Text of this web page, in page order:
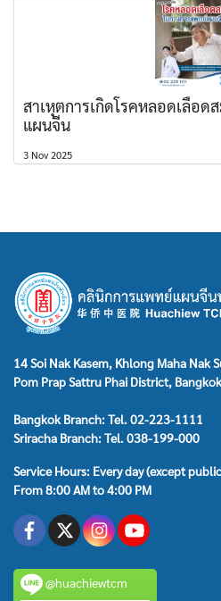
สาเหุตการเกิดโรคหลอดเลือด
แผนจีน
3 Nov 2025
14 Soi Nak Kasem, Khlong Maha Nak
Pom Prap Sattru Phai District,
Bangkok Branch: Tel. 02-223-1111
Sriracha Branch: Tel. 038-199-000
Service Hours: Every day (except
From 8:00 AM to 4:00 PM
@huachiewtcm